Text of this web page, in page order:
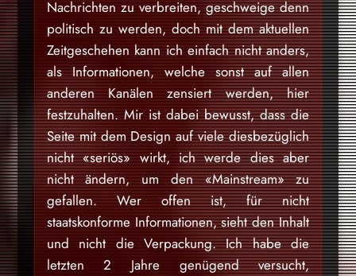
Nachrichten zu verbreiten, geschweige denn
politisch zu werden, doch mit dem aktuellen
Zeitgeschehen kann ich einfach nicht anders,
als Informationen, welche sonst auf allen
anderen Kanälen zensiert werden, hier
festzuhalten. Mir ist dabei bewusst, dass die
Seite mit dem Design auf viele diesbezüglich
nicht «seriös» wirkt, ich werde dies aber
nicht ändern, um den «Mainstream» zu
gefallen. Wer offen ist, für nicht
staatskonforme Informationen, sieht den Inhalt
und nicht die Verpackung. Ich habe die
letzten 2 Jahre genügend versucht,